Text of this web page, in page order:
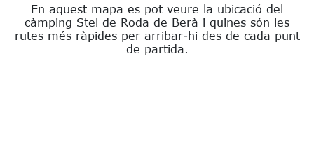
En aquest mapa es pot veure la ubicació del
càmping Stel de Roda de Berà i quines són les
rutes més ràpides per arribar-hi des de cada punt
de partida.